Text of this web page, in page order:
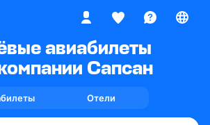
авиабилеты
Сапсан
Отели